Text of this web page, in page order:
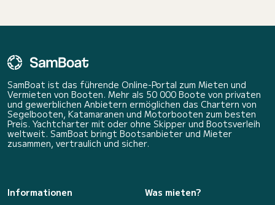
SamBoat ist das führende Online-Portal zum Mieten und
Vermieten von Booten. Mehr als 50 000 Boote von privaten
und gewerblichen Anbietern ermöglichen das Chartern von
Segelbooten, Katamaranen und Motorbooten zum besten
Preis. Yachtcharter mit oder ohne Skipper und Bootsverleih
weltweit. SamBoat bringt Bootsanbieter und Mieter
zusammen, vertraulich und sicher.
Informationen
Was mieten?